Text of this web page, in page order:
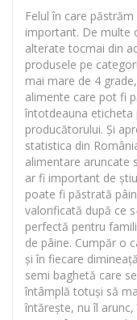
Felul în care
important. De multe
alterate tocmai din
produsele pe
mai mare de 4
alimente care pot fi
întotdeauna eticheta
producătorului. Și
statistica din
alimentare aruncate
ar fi important de
poate fi păstrată
valorificată după ce
perfectă pentru
de pâine. Cumpăr o
și în fiecare
semi baghetă care
întâmplă totuși să
întărește, nu îl